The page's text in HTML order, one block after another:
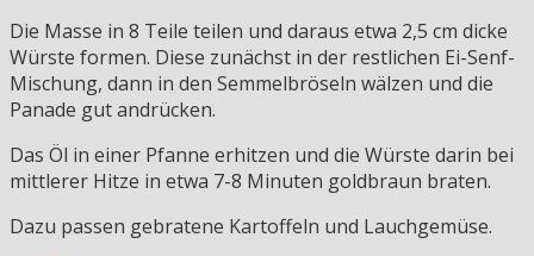
Die Masse in 8 Teile teilen und daraus etwa 2,5 cm dicke
Würste formen. Diese zunächst in der restlichen Ei-Senf-
Mischung, dann in den Semmelbröseln wälzen und die
Panade gut andrücken.
Das Öl in einer Pfanne erhitzen und die Würste darin bei
mittlerer Hitze in etwa 7-8 Minuten goldbraun braten.
Dazu passen gebratene Kartoffeln und Lauchgemüse.